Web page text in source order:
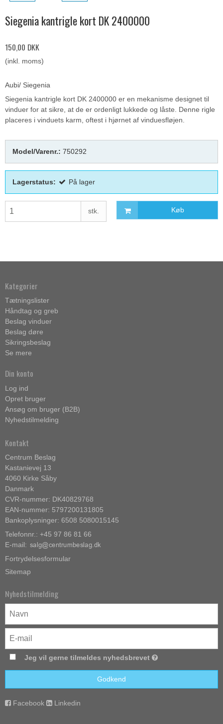
Siegenia kantrigle kort DK 2400000
150,00 DKK
(inkl. moms)
Aubi/ Siegenia
Siegenia kantrigle kort DK 2400000 er en mekanisme designet til
vinduer for at sikre, at de er ordenligt lukkede og låste. Denne rigle
placeres i vinduets karm, oftest i hjørnet af vinduesfløjen.
Model/Varenr.: 750292
Lagerstatus: På lager
stk. Køb
Kategorier
Tætningslister
Håndtag og greb
Beslag vinduer
Beslag døre
Sikringsbeslag
Se mere
Din konto
Log ind
Opret bruger
Ansøg om bruger (B2B)
Nyhedstilmelding
Kontakt
Centrum Beslag
Kastanievej 13
4060 Kirke Såby
Danmark
CVR-nummer: DK40829768
EAN-nummer: 5797200131805
Bankoplysninger: 6508 5080015145
Telefonnr.: +45 97 86 81 66
E-mail:
Fortrydelsesformular
Sitemap
Nyhedstilmelding
Jeg vil gerne tilmeldes nyhedsbrevet
Godkend
Facebook Linkedin